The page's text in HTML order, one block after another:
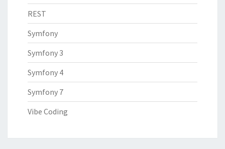
REST
Symfony
Symfony 3
Symfony 4
Symfony 7
Vibe Coding